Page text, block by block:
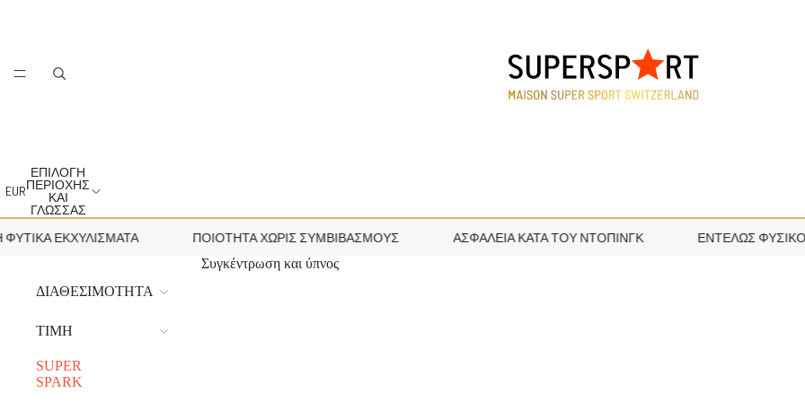
EUR
ΕΠΙΛΟΓΉ
ΠΕΡΙΟΧΉΣ
ΚΑΙ
ΓΛΏΣΣΑΣ
ΕΚΧΥΛΊΣΜΑΤΑ ΠΟΙΌΤΗΤΑ ΧΩΡΊΣ ΣΥΜΒΙΒΑΣΜΟΎΣ ΑΣΦΆΛΕΙΑ ΚΑΤΆ ΤΟΥ ΝΤΌΠΙΝΓΚ ΕΝΤΕΛΏΣ ΦΥΣΙΚΌ
Συγκέντρωση και ύπνος
ΔΙΑΘΕΣΙΜΌΤΗΤΑ
ΤΙΜΉ
SUPER
SPARK